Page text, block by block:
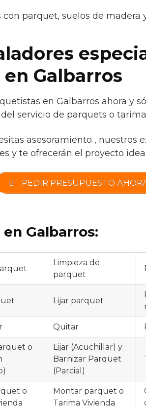
parquet, suelos de madera
Galbarros
en Galbarros ahora y
servicio de parquets o
asesoramiento , nuestros
y te ofrecerán el proyecto
PEDIR PRESUPUESTO
Galbarros:
Limpieza de
parquet
Lijar parquet
Quitar
o
Lijar (Acuchillar) y
Barnizar Parquet
(Parcial)
o
Montar parquet o
Tarima Vivienda